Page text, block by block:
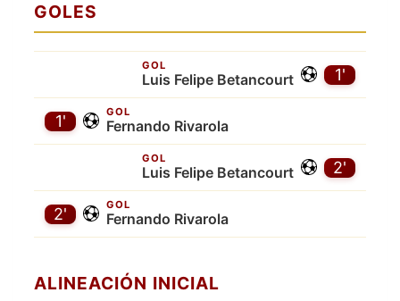
GOLES
1'
GOL
Luis Felipe Betancourt
GOL
Fernando Rivarola
1'
2'
GOL
Luis Felipe Betancourt
GOL
Fernando Rivarola
2'
ALINEACIÓN INICIAL